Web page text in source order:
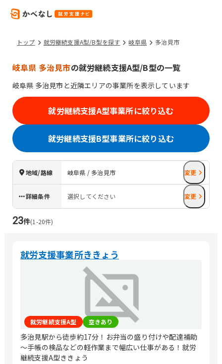
トップ 就労継続支援A型/B型を探す 岐阜県 多治見市
岐阜県 多治見市の就労継続支援A型/B型の一覧
岐阜県 多治見市 と近隣エリアの事業所を表示しています
就労継続支援A型事業所に絞り込む
就労継続支援B型事業所に絞り込む
地域/路線 岐阜県 / 多治見市 変更
詳細条件 選択してください 変更
23件(1 -20件)
就労支援事業所ききょう
就労継続支援A型 空きあり
多治見駅から徒歩約17分！お弁当の盛り付けや配達補助
～手帳の検品などの軽作業まで幅広い仕事がある！就労
継続支援A型ききょう